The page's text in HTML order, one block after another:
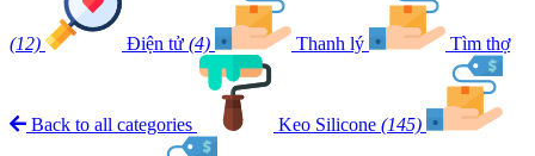
(12) Điện tử (4) Thanh lý Tìm thợ
Back to all categories Keo Silicone (145)